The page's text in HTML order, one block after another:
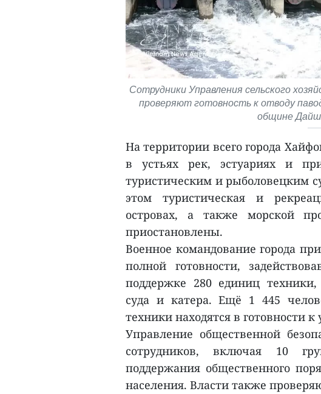
Сотрудники Управления сельского
проверяют готовность к отводу
общине
На территории всего города
в устьях рек, эстуариях и
туристическим и рыболовецким
этом туристическая и
островах, а также морской
приостановлены.
Военное командование города
полной готовности,
поддержке 280 единиц техники,
суда и катера. Ещё 1 445
техники находятся в готовности
Управление общественной
сотрудников, включая 10
поддержания общественного
населения. Власти также